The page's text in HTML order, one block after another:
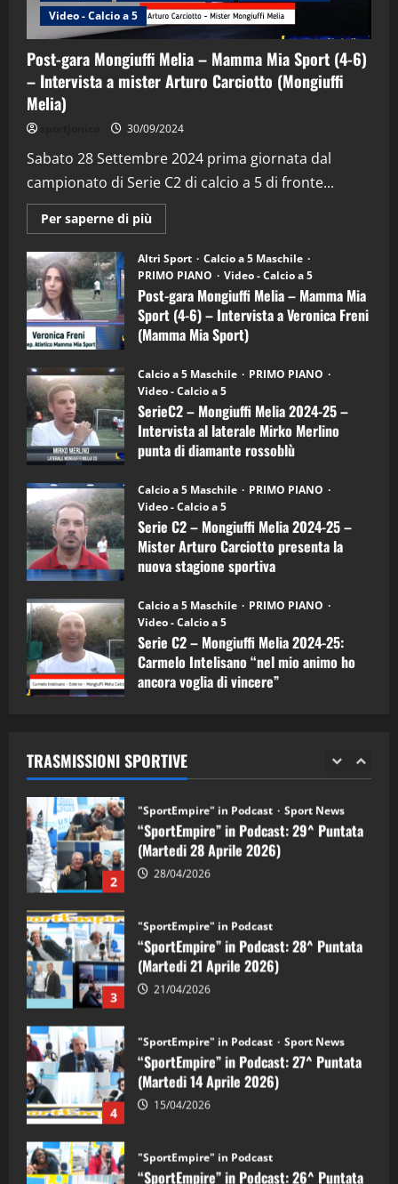
Video - Calcio a 5
Post-gara Mongiuffi Melia – Mamma Mia Sport (4-6)
– Intervista a mister Arturo Carciotto (Mongiuffi
Melia)
30/09/2024
Sabato 28 Settembre 2024 prima giornata dal
campionato di Serie C2 di calcio a 5 di fronte...
Per saperne di più
informazioni
Post-
gara
Mongiuffi
Melia
–
Mamma
Mia
Sport
6)
–
Intervista
a
mister
Arturo
Carciotto
(Mongiuffi
Altri Sport
Calcio a 5 Maschile
PRIMO PIANO
Video - Calcio a 5
Post-gara Mongiuffi Melia – Mamma Mia
Sport (4-6) – Intervista a Veronica Freni
(Mamma Mia Sport)
Calcio a 5 Maschile
PRIMO PIANO
Video - Calcio a 5
SerieC2 – Mongiuffi Melia 2024-25 –
Intervista al laterale Mirko Merlino
punta di diamante rossoblù
Calcio a 5 Maschile
PRIMO PIANO
Video - Calcio a 5
Serie C2 – Mongiuffi Melia 2024-25 –
Mister Arturo Carciotto presenta la
nuova stagione sportiva
Calcio a 5 Maschile
PRIMO PIANO
Video - Calcio a 5
Serie C2 – Mongiuffi Melia 2024-25:
Carmelo Intelisano “nel mio animo ho
ancora voglia di vincere”
TRASMISSIONI SPORTIVE
2
“SportEmpire” in Podcast: 29^ Puntata
(Martedi 28 Aprile 2026)
28/04/2026
3
"SportEmpire" in Podcast
“SportEmpire” in Podcast: 28^ Puntata
(Martedi 21 Aprile 2026)
21/04/2026
4
“SportEmpire” in Podcast: 27^ Puntata
(Martedi 14 Aprile 2026)
15/04/2026
5
“SportEmpire” in Podcast: 26^ Puntata
(Martedi 07 Aprile 2026)
08/04/2026
1
“SportEmpire” in Podcast: 30^ Puntata
(Martedi 05 Maggio 2026)
08/05/2026
2 28/04/2026
3
"SportEmpire" in Podcast
“SportEmpire” in Podcast: 28^ Puntata
(Martedi 21 Aprile 2026)
21/04/2026
4
"SportEmpire" in Podcast
“SportEmpire” in Podcast: 27^ Puntata
(Martedi 14 Aprile 2026)
15/04/2026
5
"SportEmpire" in Podcast
“SportEmpire” in Podcast: 26^ Puntata
(Martedi 07 Aprile 2026)
08/04/2026
"SportEmpire" in Podcast
“SportEmpire” in Podcast: 30^ Puntata